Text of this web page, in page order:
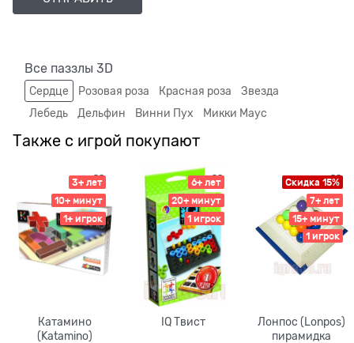
Все паззлы 3D
Сердце Розовая роза Красная роза
Звезда
Лебедь
Дельфин Винни Пух Микки Маус
Также с игрой покупают
3+ лет
10+ минут
1+ игрок
Катамино
(Katamino)
6+ лет
20+ минут
1 игрок
IQ Твист
Скидка 15%
7+ лет
15+ минут
1 игрок
Лонпос (Lonpos)
пирамидка